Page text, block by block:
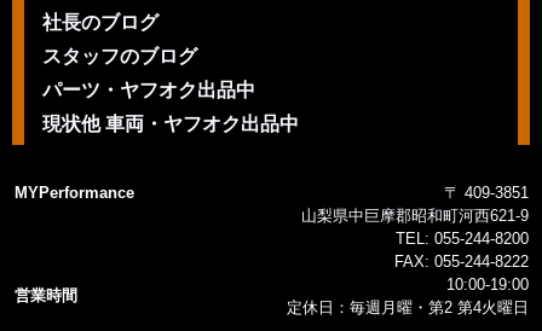
社長のブログ
スタッフのブログ
パーツ・ヤフオク出品中
現状他 車両・ヤフオク出品中
MYPerformance
〒 409-3851
山梨県中巨摩郡昭和町河西621-9
TEL: 055-244-8200
FAX: 055-244-8222
営業時間
10:00-19:00
定休日：毎週月曜・第2 第4火曜日